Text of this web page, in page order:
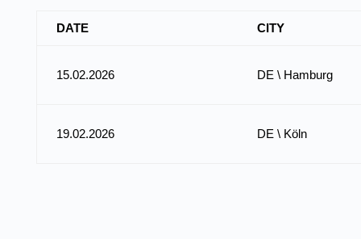
DATE CITY
15.02.2026 DE \ Hamburg
19.02.2026 DE \ Köln